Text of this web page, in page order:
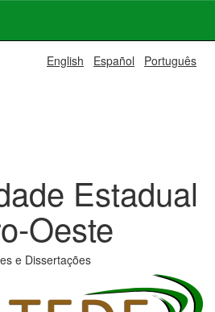
English Español Português
Estadual
Oeste
e Dissertações